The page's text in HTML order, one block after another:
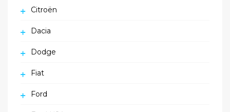
Citroën
Dacia
Dodge
Fiat
Ford